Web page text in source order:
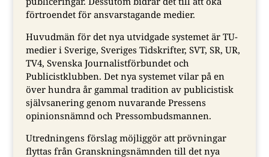
förtroendet för ansvarstagande medier.
Huvudmän för det nya utvidgade systemet är TU-
medier i Sverige, Sveriges Tidskrifter, SVT, SR, UR,
TV4, Svenska Journalistförbundet och
Publicistklubben. Det nya systemet vilar på en
över hundra år gammal tradition av publicistisk
självsanering genom nuvarande Pressens
opinionsnämnd och Pressombudsmannen.
Utredningens förslag möjliggör att prövningar
flyttas från Granskningsnämnden till det nya